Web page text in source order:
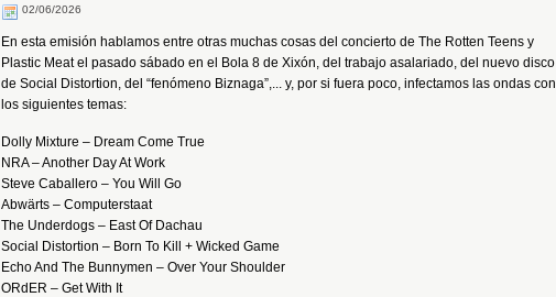
02/06/2026
En esta emisión hablamos entre otras muchas cosas del concierto de The Rotten Teens y
Plastic Meat el pasado sábado en el Bola 8 de Xixón, del trabajo asalariado, del nuevo disco
de Social Distortion, del “fenómeno Biznaga”,... y, por si fuera poco, infectamos las ondas con
los siguientes temas:
Dolly Mixture – Dream Come True
NRA – Another Day At Work
Steve Caballero – You Will Go
Abwärts – Computerstaat
The Underdogs – East Of Dachau
Social Distortion – Born To Kill + Wicked Game
Echo And The Bunnymen – Over Your Shoulder
ORdER – Get With It